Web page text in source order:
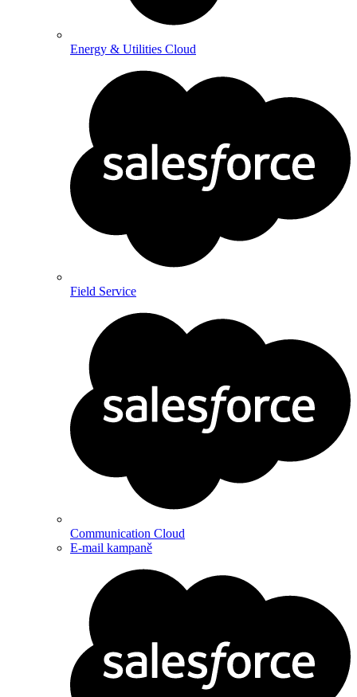
Energy & Utilities Cloud
Field Service
Communication Cloud
E-mail kampaně